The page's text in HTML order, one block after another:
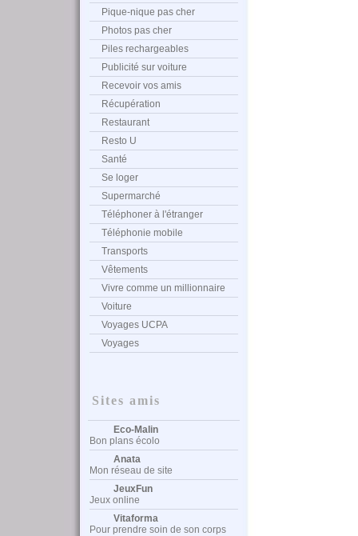
Pique-nique pas cher
Photos pas cher
Piles rechargeables
Publicité sur voiture
Recevoir vos amis
Récupération
Restaurant
Resto U
Santé
Se loger
Supermarché
Téléphoner à l'étranger
Téléphonie mobile
Transports
Vêtements
Vivre comme un millionnaire
Voiture
Voyages UCPA
Voyages
Sites amis
Eco-Malin
Bon plans écolo
Anata
Mon réseau de site
JeuxFun
Jeux online
Vitaforma
Pour prendre soin de son corps